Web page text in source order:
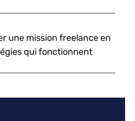
une mission freelance en
qui fonctionnent